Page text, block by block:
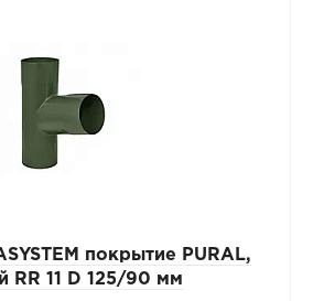
покрытие PURAL,
RR 11 D 125/90 мм